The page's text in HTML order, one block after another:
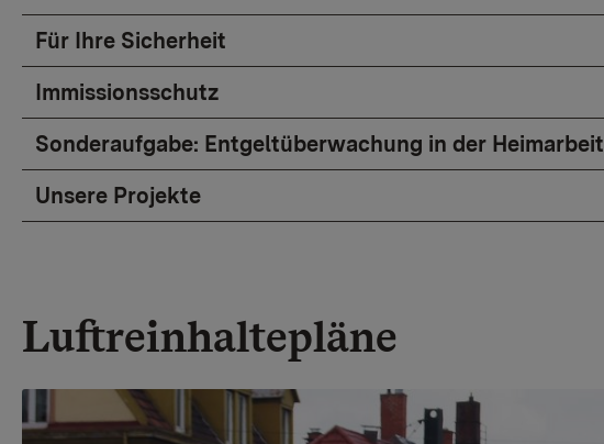
Für Ihre Sicherheit
Immissionsschutz
Sonderaufgabe: Entgeltüberwachung in der Heimarbeit
Unsere Projekte
Luftreinhaltepläne